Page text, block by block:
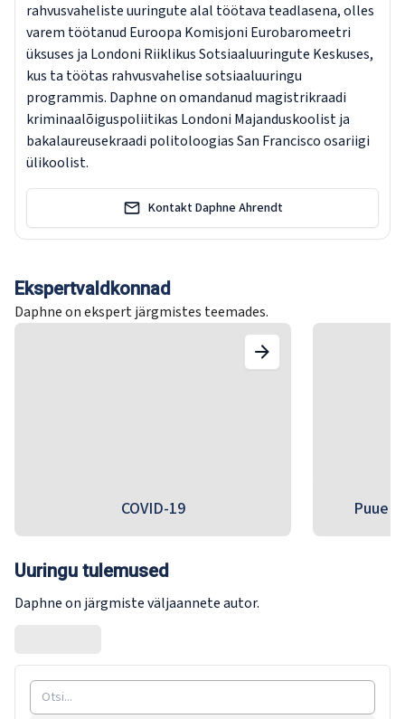
rahvusvaheliste uuringute alal töötava teadlasena, olles
varem töötanud Euroopa Komisjoni Eurobaromeetri
üksuses ja Londoni Riiklikus Sotsiaaluuringute Keskuses,
kus ta töötas rahvusvahelise sotsiaaluuringu
programmis. Daphne on omandanud magistrikraadi
kriminaalõiguspoliitikas Londoni Majanduskoolist ja
bakalaureusekraadi politoloogias San Francisco osariigi
ülikoolist.
Kontakt Daphne Ahrendt
Ekspertvaldkonnad
Daphne on ekspert järgmistes teemades.
COVID-19 Puue
Uuringu tulemused
Daphne on järgmiste väljaannete autor.